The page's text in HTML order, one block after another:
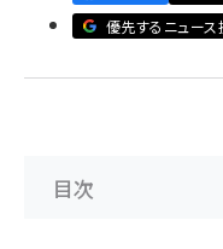
revico (744)
優先するニュー
目次